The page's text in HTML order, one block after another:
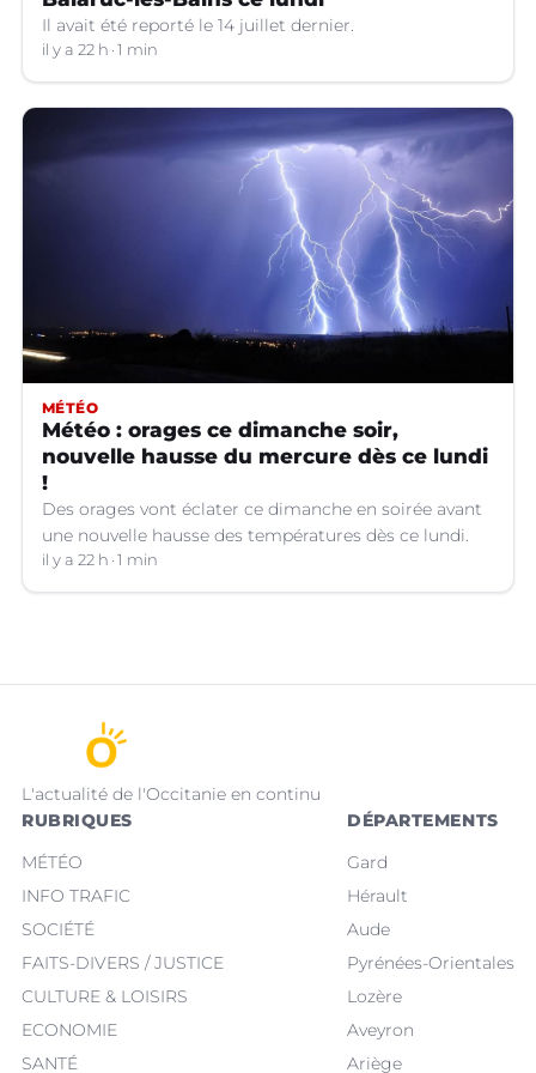
Il avait été reporté le 14 juillet dernier.
il y a 22 h 1 min
MÉTÉO
Météo : orages ce dimanche soir,
nouvelle hausse du mercure dès ce lundi
!
Des orages vont éclater ce dimanche en soirée avant
une nouvelle hausse des températures dès ce lundi.
il y a 22 h 1 min
L'actualité de l'Occitanie en continu
RUBRIQUES
MÉTÉO
INFO TRAFIC
SOCIÉTÉ
FAITS-DIVERS / JUSTICE
CULTURE & LOISIRS
ECONOMIE
SANTÉ
DÉPARTEMENTS
Gard
Hérault
Aude
Pyrénées-Orientales
Lozère
Aveyron
Ariège